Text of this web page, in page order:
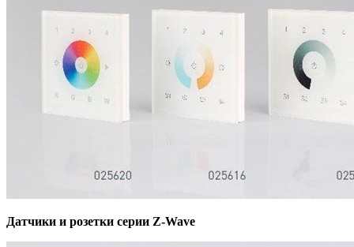
Датчики и розетки серии Z-Wave